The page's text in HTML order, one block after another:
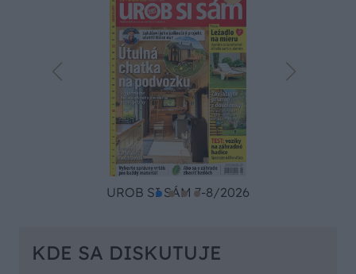
UROB SI SÁM 7-8/2026
KDE SA DISKUTUJE